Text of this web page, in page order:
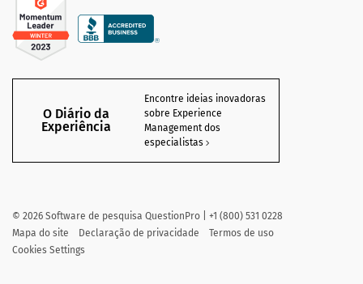
O Diário da
Experiência
Encontre ideias inovadoras
sobre Experience
Management dos
especialistas
© 2026 Software de pesquisa QuestionPro | +1 (800) 531 0228
Mapa do site
Declaração de privacidade
Termos de uso
Cookies Settings